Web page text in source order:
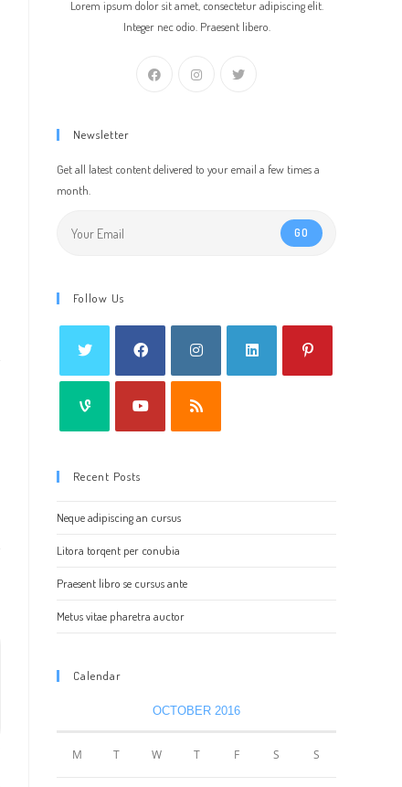
Lorem ipsum dolor sit amet, consectetur adipiscing elit.
Integer nec odio. Praesent libero.
Newsletter
Get all latest content delivered to your email a few times a
month.
GO
Follow Us
Recent Posts
Neque adipiscing an cursus
Litora torqent per conubia
Praesent libro se cursus ante
Metus vitae pharetra auctor
Calendar
OCTOBER 2016
M T W T F S S